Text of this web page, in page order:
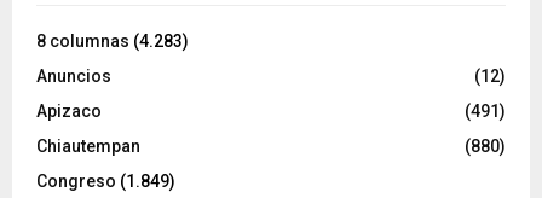
8 columnas (4.283)
Anuncios
(12)
Apizaco
(491)
Chiautempan
(880)
Congreso (1.849)